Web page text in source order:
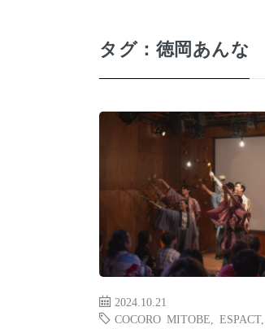
タグ：徳岡あんな
2024.10.21
COCORO MITOBE
ESPACT,